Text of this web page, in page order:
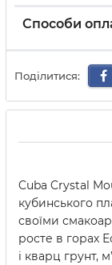
Способи
Поділитися:
Cuba Crystal
кубинського
своїми
росте в горах
і кварц грунт,